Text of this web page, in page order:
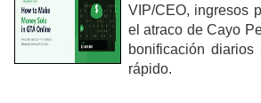
VIP/CEO, ingresos
el atraco de Cayo
bonificación
rápido.